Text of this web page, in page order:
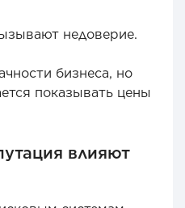
недоверие.
бизнеса, но
показывать цены
влияют